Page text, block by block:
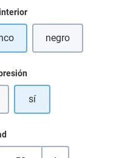
negro(Esta opción no
sí